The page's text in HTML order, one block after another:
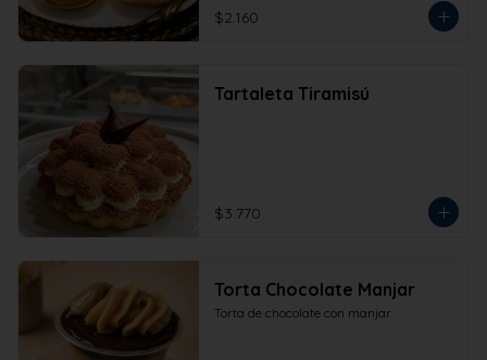
$2.160
Tartaleta Tiramisú
$3.770
Torta Chocolate Manjar
Torta de chocolate con manjar